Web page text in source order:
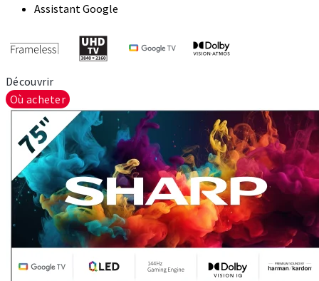
Assistant Google
Découvrir
Où acheter